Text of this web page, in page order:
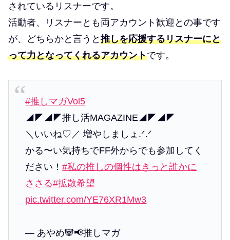
されているリスナーです。
活動者、リスナーとも両アカウント歓迎との事です
が、どちらかと言うと 推しを応援するリスナーにと
って力となってくれるアカウントです。
#推しマガVol5
◢◤◢◤推し活MAGAZINE◢◤◢◤
＼いいね♡／ 増やしましょ.ᐟ.ᐟ
かる〜い気持ちでFF外からでも参加してく
ださい！#私の推しの個性はきっと誰かに
ささる#拡散希望
pic.twitter.com/YE76XR1Mw3
— あやめ🐼📢推しマガ